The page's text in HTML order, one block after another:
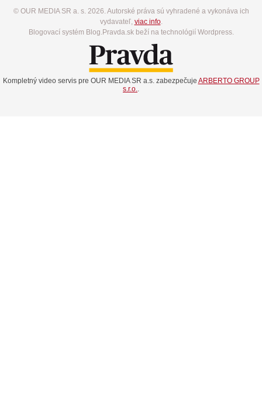
© OUR MEDIA SR a. s. 2026. Autorské práva sú vyhradené a vykonáva ich
vydavateľ, viac info.
Blogovací systém Blog.Pravda.sk beží na technológií Wordpress.
Kompletný video servis pre OUR MEDIA SR a.s. zabezpečuje ARBERTO GROUP
s.r.o..